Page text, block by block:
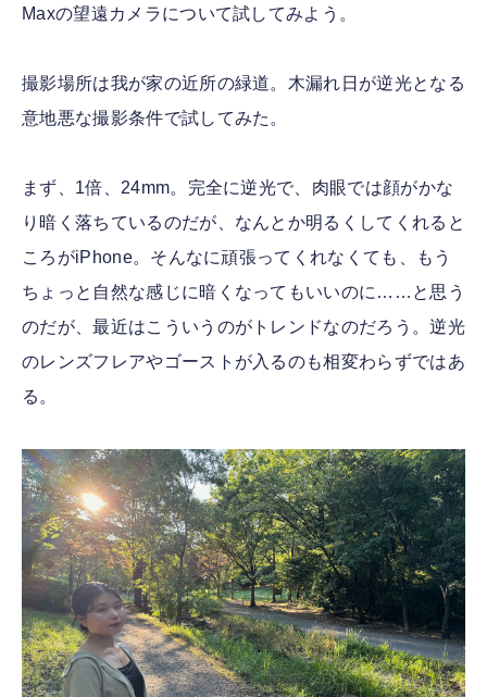
Maxの望遠カメラについて試してみよう。
撮影場所は我が家の近所の緑道。木漏れ日が逆光となる
意地悪な撮影条件で試してみた。
まず、1倍、24mm。完全に逆光で、肉眼では顔がかな
り暗く落ちているのだが、なんとか明るくしてくれると
ころがiPhone。そんなに頑張ってくれなくても、もう
ちょっと自然な感じに暗くなってもいいのに……と思う
のだが、最近はこういうのがトレンドなのだろう。逆光
のレンズフレアやゴーストが入るのも相変わらずではあ
る。